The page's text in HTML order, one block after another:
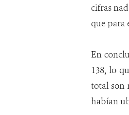
cifras
que para
En
138, lo
total son
habían